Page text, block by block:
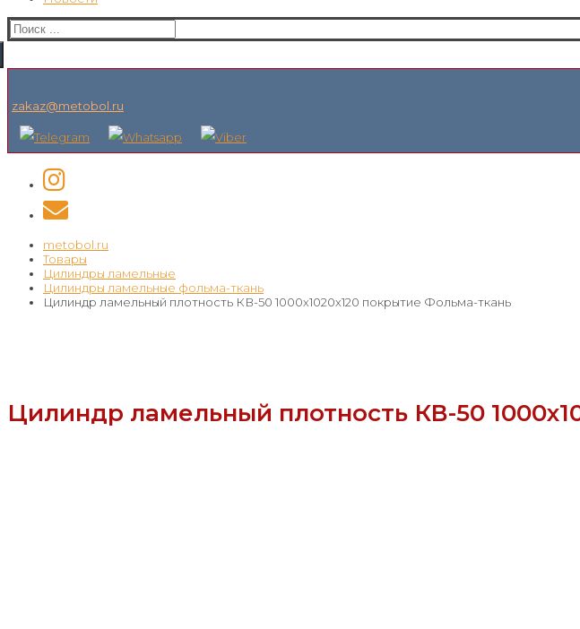
Искать:
zakaz@metobol.ru
metobol.ru
Товары
Цилиндры ламельные
Цилиндры ламельные фольма-ткань
Цилиндр ламельный плотность КВ-50 1000х1020х120 покрытие Фольма-ткань
Цилиндр ламельный плотность КВ-50